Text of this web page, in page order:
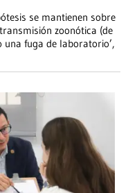
se mantienen sobre
zoonótica (de
fuga de laboratorio’,